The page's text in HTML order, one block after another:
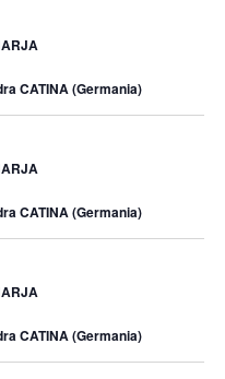
CATINA (Germania)
CATINA (Germania)
CATINA (Germania)